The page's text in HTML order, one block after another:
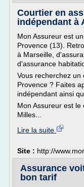
Courtier en
indépendant à
Mon Assureur est
Provence (13).
à Marseille,
d'assurance
Vous recherchez un
Provence ? Faites
indépendant ainsi
Mon Assureur est
Milles...
Lire la suite
Site : http://
Assurance
bon tarif